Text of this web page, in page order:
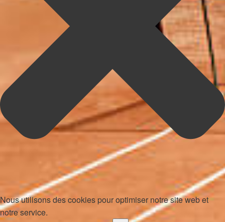
Nous utilisons des cookies pour optimiser notre site web et
notre service.